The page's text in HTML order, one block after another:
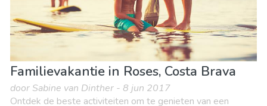
Familievakantie in Roses, Costa Brava
door Sabine van Dinther - 8 jun 2017
Ontdek de beste activiteiten om te genieten van een